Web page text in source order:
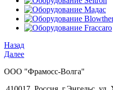
Назад
Далее
ООО "Фрамосс-Волга"